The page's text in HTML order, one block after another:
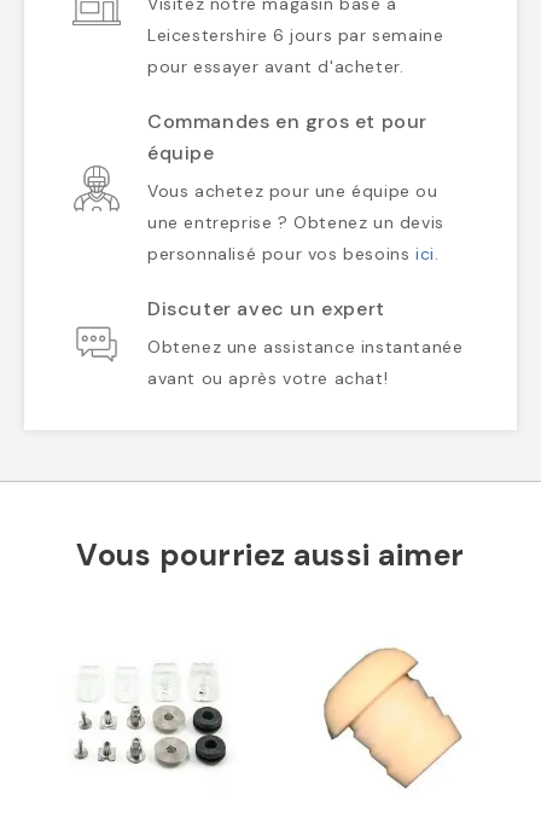
Leicestershire 6 jours par semaine
pour essayer avant d'acheter.
Commandes en gros et pour
équipe
Vous achetez pour une équipe ou
une entreprise ? Obtenez un devis
personnalisé pour vos besoinsici.
Discuter avec un expert
Obtenez une assistance instantanée
avant ou après votre achat!
Vous pourriez aussi aimer